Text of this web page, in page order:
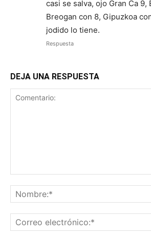
casi se salva, ojo Gran Ca 9,
Breogan con 8, Gipuzkoa
jodido lo tiene.
Respuesta
DEJA UNA RESPUESTA